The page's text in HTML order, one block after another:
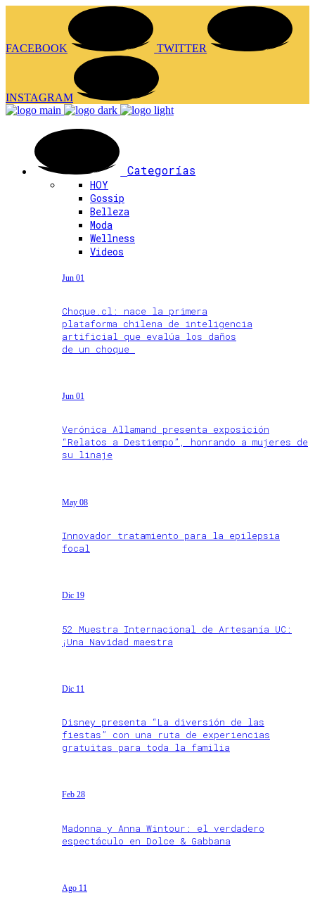
FACEBOOK TWITTER
INSTAGRAM
Categorías
HOY
Gossip
Belleza
Moda
Wellness
Videos
Jun 01
Choque.cl: nace la primera
plataforma chilena de inteligencia
artificial que evalúa los daños
de un choque
Jun 01
Verónica Allamand presenta exposición
“Relatos a Destiempo”, honrando a mujeres de
su linaje
May 08
Innovador tratamiento para la epilepsia
focal
Dic 19
52 Muestra Internacional de Artesanía UC:
¡Una Navidad maestra
Dic 11
Disney presenta “La diversión de las
fiestas” con una ruta de experiencias
gratuitas para toda la familia
Feb 28
Madonna y Anna Wintour: el verdadero
espectáculo en Dolce & Gabbana
Ago 11